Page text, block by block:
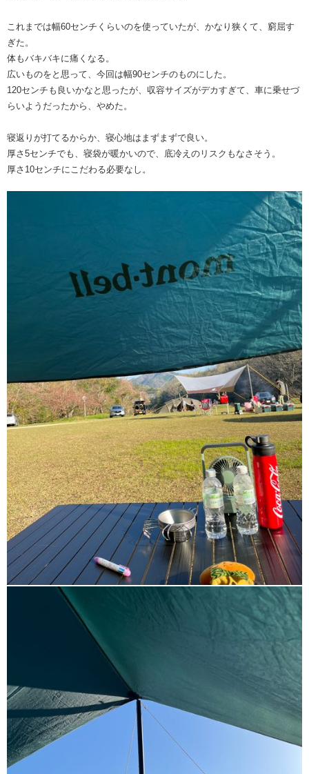
これまでは幅60センチくらいのを使っていたが、かなり狭くて、窮屈す
ぎた。
体もバキバキに痛くなる。
広いものをと思って、今回は幅90センチのものにした。
120センチも良いかなと思ったが、収容サイズがデカすぎて、車に乗せづ
らいようだったから、やめた。
寝返りが打てるからか、寝心地はまずまずで良い。
厚さ5センチでも、寝袋が暖かいので、底冷えのリスクもなさそう。
厚さ10センチにこだわる必要なし。